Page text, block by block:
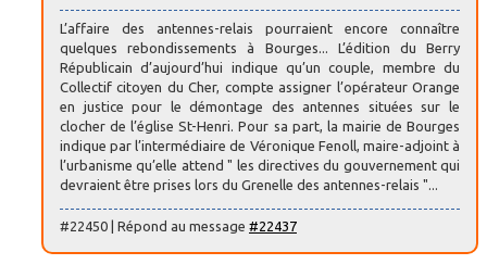
L’affaire des antennes-relais pourraient encore connaître
quelques rebondissements à Bourges... L’édition du Berry
Républicain d’aujourd’hui indique qu’un couple, membre du
Collectif citoyen du Cher, compte assigner l’opérateur Orange
en justice pour le démontage des antennes situées sur le
clocher de l’église St-Henri. Pour sa part, la mairie de Bourges
indique par l’intermédiaire de Véronique Fenoll, maire-adjoint à
l’urbanisme qu’elle attend " les directives du gouvernement qui
devraient être prises lors du Grenelle des antennes-relais "...
#22450 | Répond au message #22437